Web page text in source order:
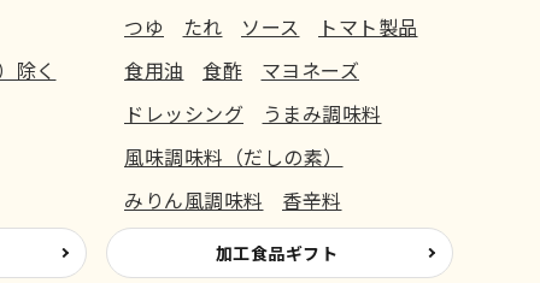
除く
つゆ
たれ ソース
トマト製品
食用油
食酢
マヨネーズ
ドレッシング
うまみ調味料
風味調味料（だしの素）
みりん風調味料
香辛料
加工食品ギフト